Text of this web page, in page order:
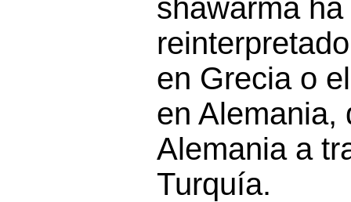
shawarma
en Grecia o
en Alemania,
Alemania a
Turquía.